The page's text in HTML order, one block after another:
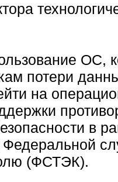
ОС,
потери
на
в
Федеральной
(ФСТЭК).